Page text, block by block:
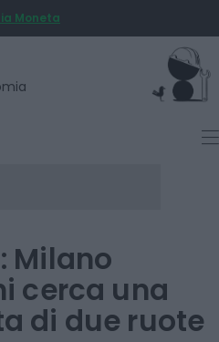
Moneta
Milano
cerca una
di due ruote